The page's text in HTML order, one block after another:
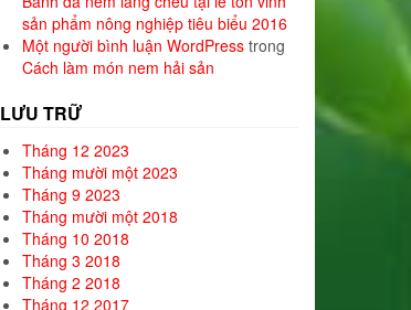
sản phẩm nông nghiệp tiêu biểu 2016
Một người bình luận WordPress trong
Cách làm món nem hải sản
LƯU TRỮ
Tháng 12 2023
Tháng mười một 2023
Tháng 9 2023
Tháng mười một 2018
Tháng 10 2018
Tháng 3 2018
Tháng 2 2018
Tháng 12 2017